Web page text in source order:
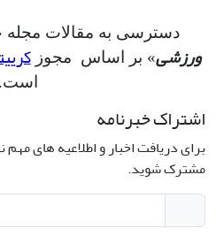
دسترسی به مقالات مجله
ورزشی» بر اساس مجوز
است.
اشتراک خبرنامه
برای دریافت اخبار و اطلاعیه های
مشترک شوید.